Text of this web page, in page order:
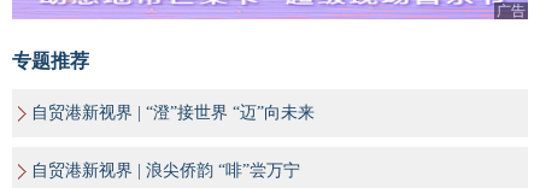
广告
专题推荐
自贸港新视界 | “澄”接世界 “迈”向未来
自贸港新视界 | 浪尖侨韵 “啡”尝万宁